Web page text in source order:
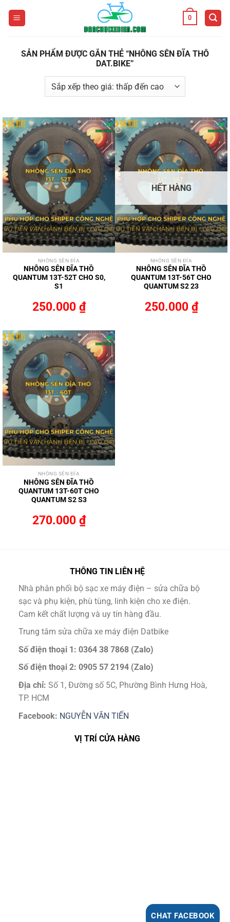
0
SẢN PHẨM ĐƯỢC GẮN THẺ “NHÔNG SÊN ĐĨA THÔ
DAT.BIKE”
NHÔNG SÊN ĐĨA
NHÔNG SÊN ĐĨA THỒ
QUANTUM 13T-52T CHO S0,
S1
250.000 ₫
HẾT HÀNG
NHÔNG SÊN ĐĨA
NHÔNG SÊN ĐĨA THỒ
QUANTUM 13T-56T CHO
QUANTUM S2 23
250.000 ₫
NHÔNG SÊN ĐĨA
NHÔNG SÊN ĐĨA THỒ
QUANTUM 13T-60T CHO
QUANTUM S2 S3
270.000 ₫
THÔNG TIN LIÊN HỆ
Nhà phân phối bộ sạc xe máy điện – sửa chữa bộ
sạc và phụ kiện, phù tùng, linh kiện cho xe điện.
Cam kết chất lượng và uy tín hàng đầu.
Trung tâm sửa chữa xe máy điện Datbike
Số điện thoại 1: 0364 38 7868 (Zalo)
Số điện thoại 2: 0905 57 2194 (Zalo)
Địa chỉ: Số 1, Đường số 5C, Phường Bình Hưng Hoà,
TP. HCM
Facebook: NGUYỄN VĂN TIẾN
VỊ TRÍ CỬA HÀNG
CHAT FACEBOOK